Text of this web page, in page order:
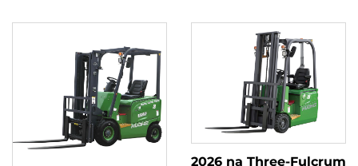
may Simpleng
ng Karga hanggang 4
metro
Battery at May
Kapasidad na 1.0 Ton
na Ginawa sa Tsina ay
may Makatwirang
Presyo
2026 na Three-Fulcrum